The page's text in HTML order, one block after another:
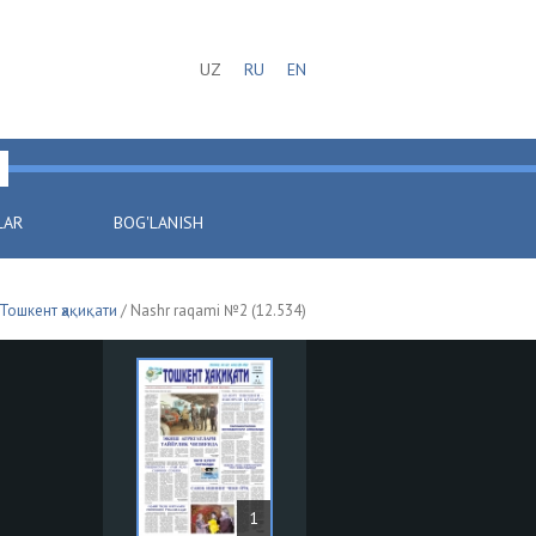
UZ RU EN
BOG'LANISH
Тошкент ҳақиқати / Nashr raqami №2 (12.534)
1